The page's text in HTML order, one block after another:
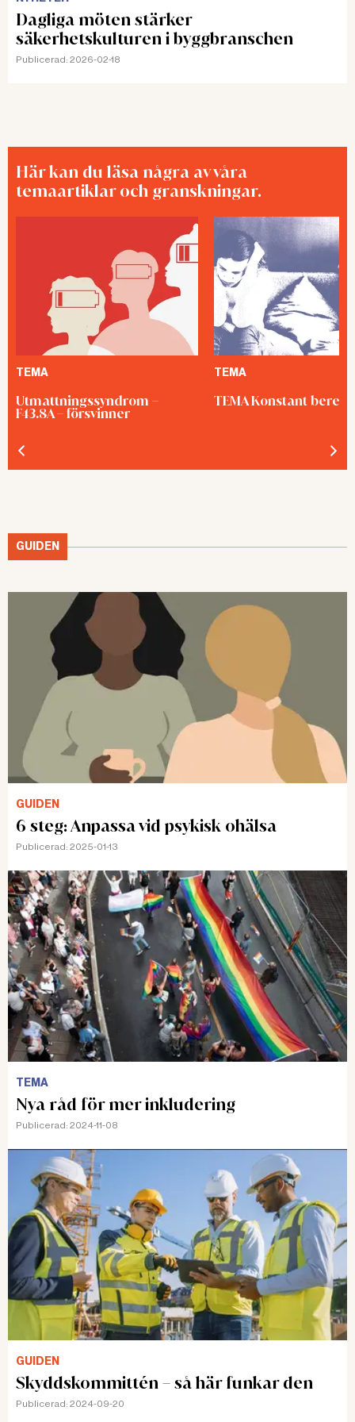
Dagliga möten stärker
säkerhetskulturen i byggbranschen
Publicerad: 2026-02-18
Här kan du läsa några av våra
temaartiklar och granskningar.
TEMA
Utmattningssyndrom –
F43.8A – försvinner
TEMA
TEMA Konstant
GUIDEN
GUIDEN
6 steg: Anpassa vid psykisk ohälsa
Publicerad: 2025-01-13
TEMA
Nya råd för mer inkludering
Publicerad: 2024-11-08
GUIDEN
Skyddskommittén – så här funkar den
Publicerad: 2024-09-20